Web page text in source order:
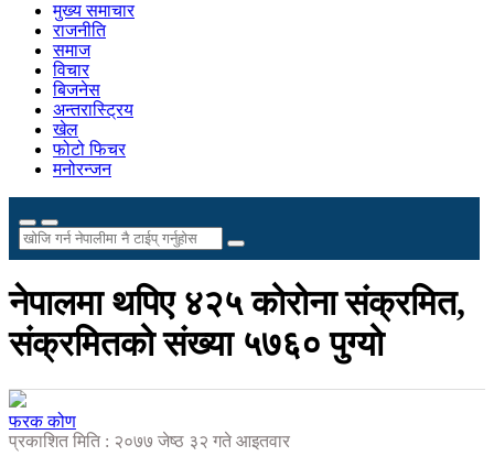
मुख्य समाचार
राजनीति
समाज
विचार
बिजनेस
अन्तरास्ट्रिय
खेल
फोटो फिचर
मनोरन्जन
नेपालमा थपिए ४२५ कोरोना संक्रमित,
संक्रमितको संख्या ५७६० पुग्यो
फरक कोण
प्रकाशित मिति : २०७७ जेष्ठ ३२ गते आइतवार